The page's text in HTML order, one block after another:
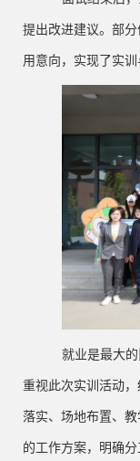
提出改进建议。部
用意向，实现了实训
就业是最大
重视此次实训活动
落实、场地布置、
的工作方案，明确